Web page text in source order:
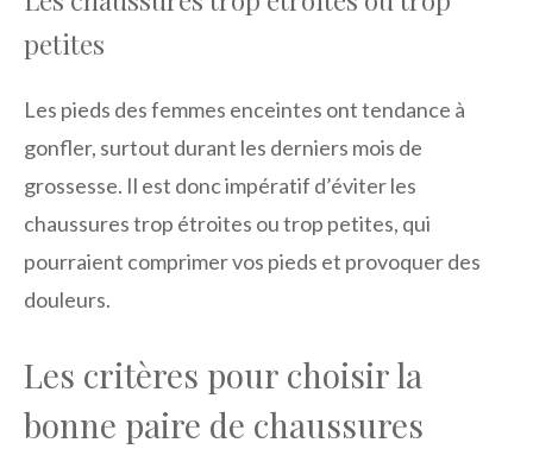
petites
Les pieds des femmes enceintes ont tendance à
gonfler, surtout durant les derniers mois de
grossesse. Il est donc impératif d’éviter les
chaussures trop étroites ou trop petites, qui
pourraient comprimer vos pieds et provoquer des
douleurs.
Les critères pour choisir la
bonne paire de chaussures